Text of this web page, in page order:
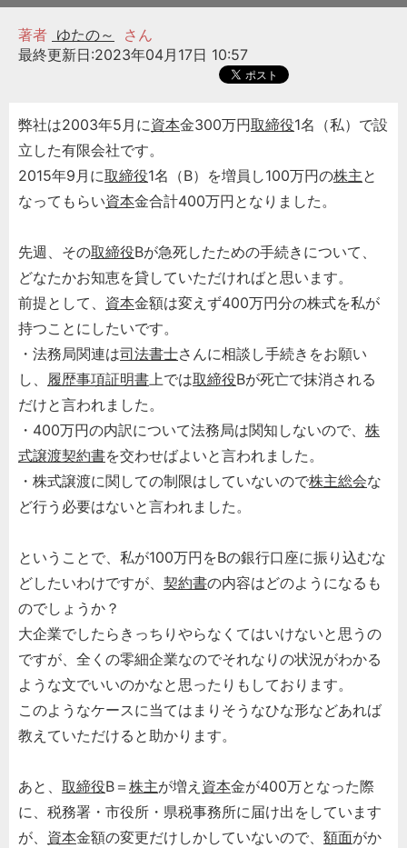
著者 ゆたの～
さん
最終更新日:2023年04月17日 10:57
弊社は2003年5月に資本金300万円取締役1名（私）で設
立した有限会社です。
2015年9月に取締役1名（B）を増員し100万円の株主と
なってもらい資本金合計400万円となりました。
先週、その取締役Bが急死したための手続きについて、
どなたかお知恵を貸していただければと思います。
前提として、 資本金額は変えず400万円分の株式を私が
持つことにしたいです。
・法務局関連は司法書士さんに相談し手続きをお願い
し、 履歴事項証明書上では取締役Bが死亡で抹消される
だけと言われました。
・400万円の内訳について法務局は関知しないので、 株
式譲渡契約書を交わせばよいと言われました。
・株式譲渡に関しての制限はしていないので株主総会な
ど行う必要はないと言われました。
ということで、私が100万円をBの銀行口座に振り込むな
どしたいわけですが、 契約書の内容はどのようになるも
のでしょうか？
大企業でしたらきっちりやらなくてはいけないと思うの
ですが、全くの零細企業なのでそれなりの状況がわかる
ような文でいいのかなと思ったりもしております。
このようなケースに当てはまりそうなひな形などあれば
教えていただけると助かります。
あと、 取締役B＝ 株主が増え 資本金が400万となった際
に、税務署・市役所・県税事務所に届け出をしています
が、 資本金額の変更だけしかしていないので、 額面がか